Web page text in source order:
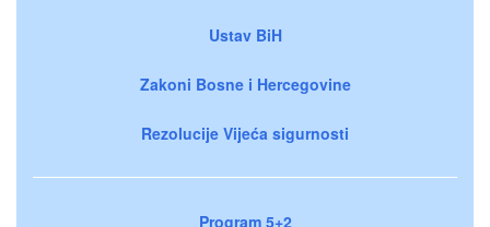
Ustav BiH
Zakoni Bosne i Hercegovine
Rezolucije Vijeća sigurnosti
Program 5+2